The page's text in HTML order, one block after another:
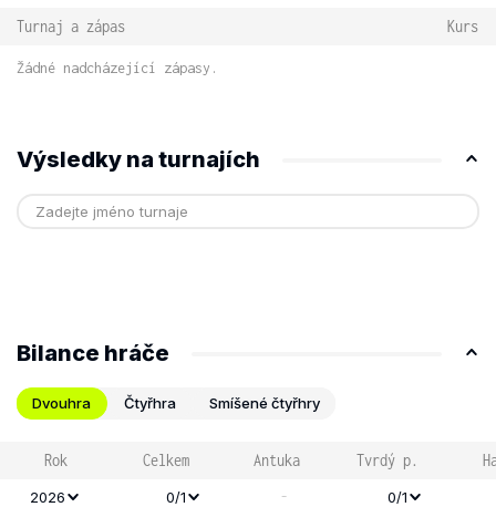
Turnaj a zápas Kurs
Žádné nadcházející zápasy.
Výsledky na turnajích
Bilance hráče
Dvouhra Čtyřhra Smíšené čtyřhry
Rok Celkem Antuka Tvrdý p.
2026 0/1 -
0/1